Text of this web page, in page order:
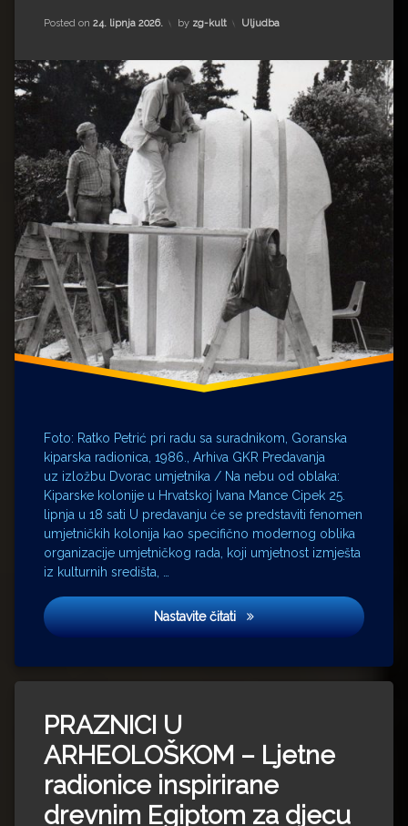
Posted on 24. lipnja 2026. by zg-kult Kategorije:
Uljudba
Foto: Ratko Petrić pri radu sa suradnikom, Goranska
kiparska radionica, 1986., Arhiva GKR Predavanja
uz izložbu Dvorac umjetnika / Na nebu od oblaka:
Kiparske kolonije u Hrvatskoj Ivana Mance Cipek 25.
lipnja u 18 sati U predavanju će se predstaviti fenomen
umjetničkih kolonija kao specifično modernog oblika
organizacije umjetničkog rada, koji umjetnost izmješta
iz kulturnih središta, …
Nastavite čitatiPredavanje Ivane Mance
PRAZNICI U
ARHEOLOŠKOM – Ljetne
radionice inspirirane
drevnim Egiptom za djecu